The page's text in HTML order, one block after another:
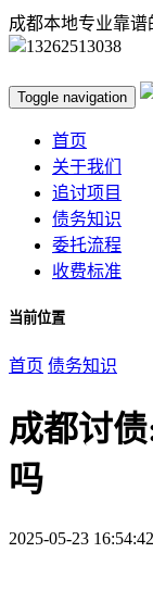
成都本地专业靠谱
13262513038
Toggle navigation
首页
关于我们
追讨项目
债务知识
委托流程
收费标准
当前位置
首页 债务知识
成都讨
吗
2025-05-23